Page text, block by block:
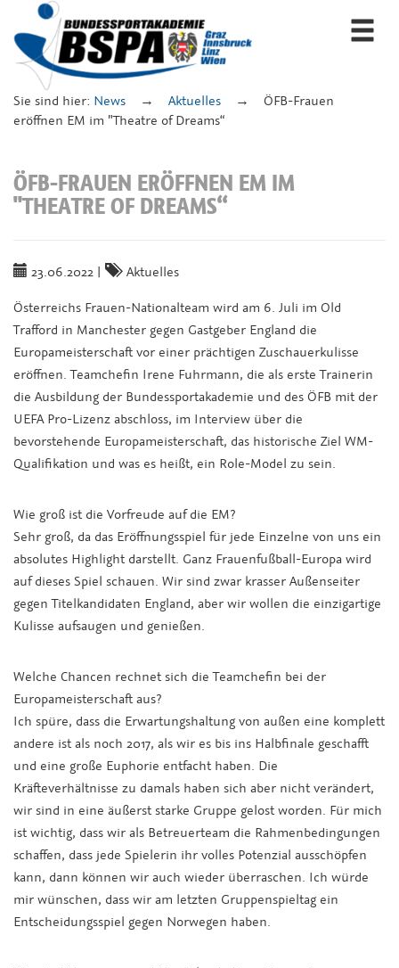
Sie sind hier: News Aktuelles
ÖFB-Frauen
eröffnen EM im "Theatre of Dreams“
ÖFB-FRAUEN ERÖFFNEN EM IM
"THEATRE OF DREAMS“
23.06.2022 | Aktuelles
Österreichs Frauen-Nationalteam wird am 6. Juli im Old
Trafford in Manchester gegen Gastgeber England die
Europameisterschaft vor einer prächtigen Zuschauerkulisse
eröffnen. Teamchefin Irene Fuhrmann, die als erste Trainerin
die Ausbildung der Bundessportakademie und des ÖFB mit der
UEFA Pro-Lizenz abschloss, im Interview über die
bevorstehende Europameisterschaft, das historische Ziel WM-
Qualifikation und was es heißt, ein Role-Model zu sein.
Wie groß ist die Vorfreude auf die EM?
Sehr groß, da das Eröffnungsspiel für jede Einzelne von uns ein
absolutes Highlight darstellt. Ganz Frauenfußball-Europa wird
auf dieses Spiel schauen. Wir sind zwar krasser Außenseiter
gegen Titelkandidaten England, aber wir wollen die einzigartige
Kulisse aufsaugen und genießen.
Welche Chancen rechnet sich die Teamchefin bei der
Europameisterschaft aus?
Ich spüre, dass die Erwartungshaltung von außen eine komplett
andere ist als noch 2017, als wir es bis ins Halbfinale geschafft
und eine große Euphorie entfacht haben. Die
Kräfteverhältnisse zu damals haben sich aber nicht verändert,
wir sind in eine äußerst starke Gruppe gelost worden. Für mich
ist wichtig, dass wir als Betreuerteam die Rahmenbedingungen
schaffen, dass jede Spielerin ihr volles Potenzial ausschöpfen
kann, dann können wir auch wieder überraschen. Ich würde
mir wünschen, dass wir am letzten Gruppenspieltag ein
Entscheidungsspiel gegen Norwegen haben.